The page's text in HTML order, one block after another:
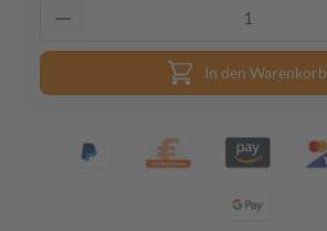
In den Warenkorb